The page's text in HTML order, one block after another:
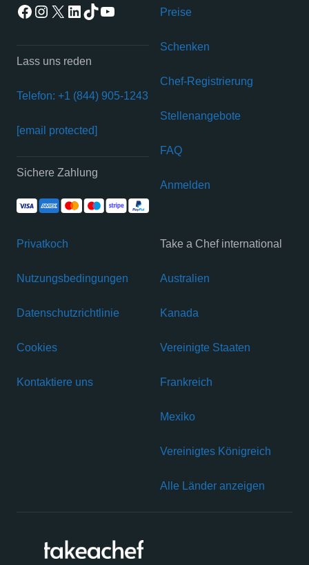
Facebook
Instagram
X LinkedIn
TikTokYouTube
Lass uns reden
Telefon: +1 (844) 905-1243
[email protected]
Sichere Zahlung
Preise
Schenken
Chef-Registrierung
Stellenangebote
FAQ
Anmelden
Privatkoch
Nutzungsbedingungen
Datenschutzrichtlinie
Cookies
Kontaktiere uns
Take a Chef international
Australien
Kanada
Vereinigte Staaten
Frankreich
Mexiko
Vereinigtes Königreich
Alle Länder anzeigen